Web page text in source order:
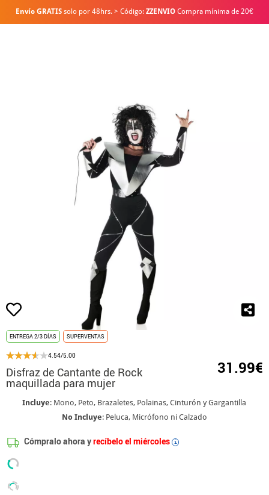
Envío GRATIS solo por 48hrs. > Código: ZZENVIO Compra mínima de 20€
ENTREGA 2/3 DÍAS SUPERVENTAS
4.54/5.00
Disfraz de Cantante de Rock
maquillada para mujer
31.99€
Incluye: Mono, Peto, Brazaletes, Polainas, Cinturón y Gargantilla
No Incluye: Peluca, Micrófono ni Calzado
Cómpralo ahora yrecíbelo el miércoles i